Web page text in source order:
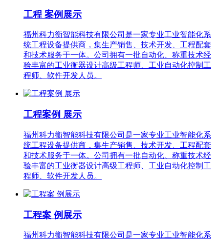
工程 案例展示
福州科力衡智能科技有限公司是一家专业工业智能化系
统工程设备提供商，集生产销售、技术开发、工程配套
和技术服务于一体。公司拥有一批自动化、称重技术经
验丰富的工业衡器设计高级工程师、工业自动化控制工
程师、软件开发人员。
工程案例 展示
福州科力衡智能科技有限公司是一家专业工业智能化系
统工程设备提供商，集生产销售、技术开发、工程配套
和技术服务于一体。公司拥有一批自动化、称重技术经
验丰富的工业衡器设计高级工程师、工业自动化控制工
程师、软件开发人员。
工程案 例展示
福州科力衡智能科技有限公司是一家专业工业智能化系